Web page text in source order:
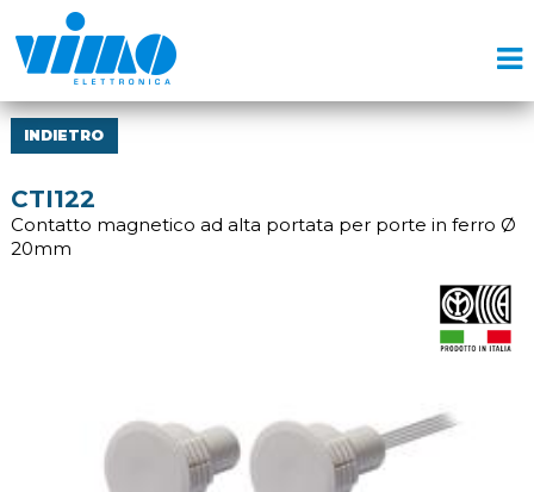
INDIETRO
CTI122
Contatto magnetico ad alta portata per porte in ferro Ø
20mm